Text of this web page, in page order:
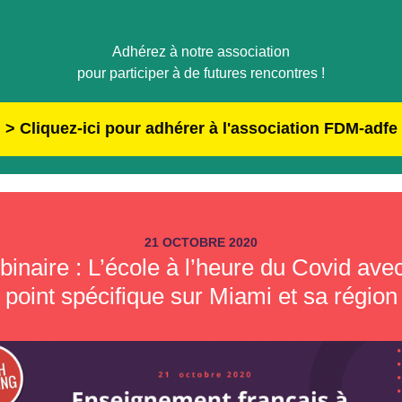
Adhérez à notre association
pour participer à de futures rencontres !
> Cliquez-ici pour adhérer à l'association FDM-adfe
21 OCTOBRE 2020
: L’école à l’heure du Covid
point spécifique sur Miami et sa région